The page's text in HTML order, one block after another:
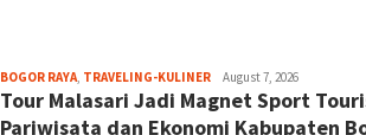
BOGOR RAYA, TRAVELING-KULINERAga
Alamanda
August 7, 2026
Tour Malasari Jadi Magnet Sport
Pariwisata dan Ekonomi Kabupaten